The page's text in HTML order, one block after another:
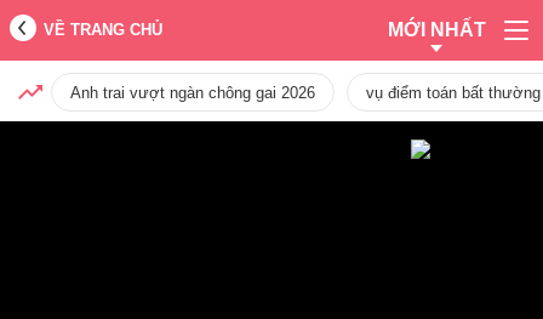
VỀ TRANG CHỦ MỚI NHẤT
Anh trai vượt ngàn chông gai 2026 vụ điểm toán bất